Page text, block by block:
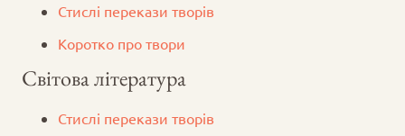
Стислі перекази творів
Коротко про твори
Світова література
Стислі перекази творів